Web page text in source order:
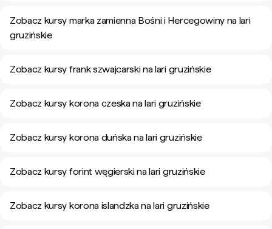
Zobacz kursy marka zamienna Bośni i Hercegowiny na lari
gruzińskie
Zobacz kursy frank szwajcarski na lari gruzińskie
Zobacz kursy korona czeska na lari gruzińskie
Zobacz kursy korona duńska na lari gruzińskie
Zobacz kursy forint węgierski na lari gruzińskie
Zobacz kursy korona islandzka na lari gruzińskie